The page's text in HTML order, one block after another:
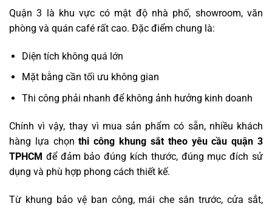
Quận 3 là khu vực có mật độ nhà phố, showroom, văn
phòng và quán café rất cao. Đặc điểm chung là:
Diện tích không quá lớn
Mặt bằng cần tối ưu không gian
Thi công phải nhanh để không ảnh hưởng kinh doanh
Chính vì vậy, thay vì mua sản phẩm có sẵn, nhiều khách
hàng lựa chọnthi công khung sắt theo yêu cầu quận 3
TPHCM để đảm bảo đúng kích thước, đúng mục đích sử
dụng và phù hợp phong cách thiết kế.
Từ khung bảo vệ ban công, mái che sân trước, cửa sắt,